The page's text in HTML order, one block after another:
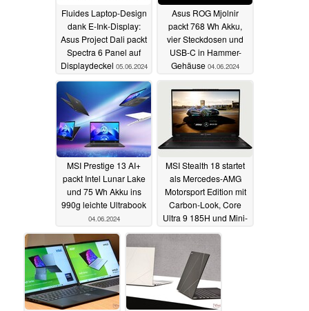
Fluides Laptop-Design
dank E-Ink-Display:
Asus Project Dali packt
Spectra 6 Panel auf
Displaydeckel 05.06.2024
Asus ROG Mjolnir
packt 768 Wh Akku,
vier Steckdosen und
USB-C in Hammer-
Gehäuse 04.06.2024
MSI Prestige 13 AI+
packt Intel Lunar Lake
und 75 Wh Akku ins
990g leichte Ultrabook
04.06.2024
MSI Stealth 18 startet
als Mercedes-AMG
Motorsport Edition mit
Carbon-Look, Core
Ultra 9 185H und Mini-
04.06.2024